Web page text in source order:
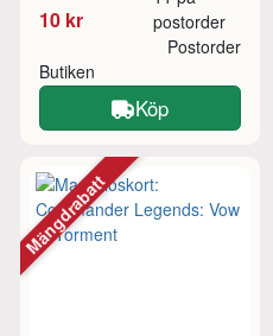
10 kr
postorder
Butiken
Postorder
Köp
Mängdrabatt